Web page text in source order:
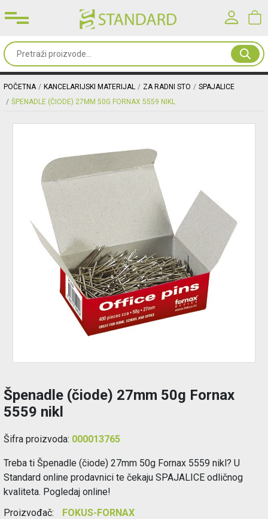
Sve
od
papira
Oprema
Prijava
Registracija
Blog
Korisničko ime*
Lozinka*
PRIJAVA
Registracija | Zaboravljena lozinka?
POČETNA KANCELARIJSKI MATERIJAL ZA RADNI STO
SPAJALICE
ŠPENADLE (ČIODE) 27MM 50G FORNAX 5559 NIKL
Špenadle (čiode) 27mm 50g Fornax
5559 nikl
Šifra proizvoda: 000013765
Treba ti Špenadle (čiode) 27mm 50g Fornax 5559 nikl? U
Standard online prodavnici te čekaju SPAJALICE odličnog
kvaliteta. Pogledaj online!
Proizvođač:
FOKUS-FORNAX